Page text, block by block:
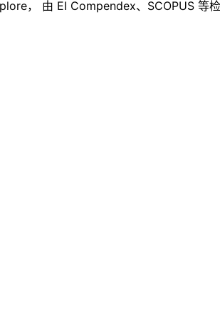
， 由 EI Compendex、SCOPUS 等